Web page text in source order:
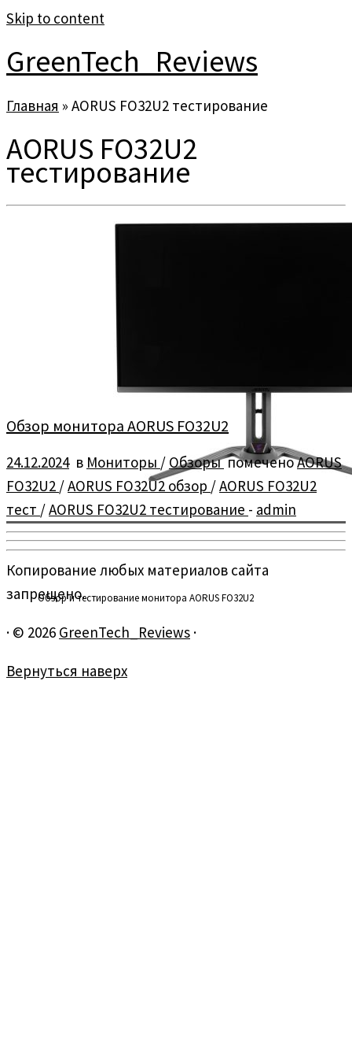
Skip to content
GreenTech_Reviews
Главная » AORUS FO32U2 тестирование
AORUS FO32U2
тестирование
Обзор и тестирование монитора AORUS FO32U2
Обзор монитора AORUS FO32U2
24.12.2024в Мониторы / ОбзорыпомеченоAORUS
FO32U2 /AORUS FO32U2 обзор /AORUS FO32U2
тест /AORUS FO32U2 тестирование - admin
Копирование любых материалов сайта
запрещено.
· © 2026 GreenTech_Reviews ·
Вернуться наверх